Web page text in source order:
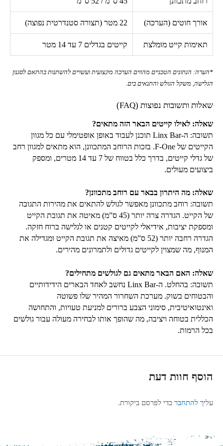
אורך חוטים (הערכה) 22 מטר (תצורה סטנדרטית נפוצה)
תאימות קייט מומלצת קייטים בגדלים 7 עד 14 מטר
*הערה: הנתונים הטכניים מהווים הערכה מקצועית ועשויים להשתנות בהתאם לסגנון
הגלישה, משקל הגולש והתנאים בים.
שאלות ותשובות נפוצות (FAQ
)
שאלה: לאילו קייטים הבאר הזה מתאים?
תשובה: ה-Linx Barתוכנן לעבוד באופן אופטימלי עם כל מגוון
הקייטים של F-One. בזכות הרוחב המתכוונן, הוא מתאים למגוון רחב
של גדלי קייטים, בדרך כלל בטווח של 7 עד
14 מטרים, ומספק
ביצועים מעולים.
שאלה: מה היתרון בבאר עם רוחב מתכוונן?
תשובה: רוחב מתכוונן מאפשר לגולש להתאים את מהירות התגובה
של הקייט. הגדרה צרה יותר (45ס”מ) מאיטה את תגובת הקייט
ומספקת יציבות, אידיאלי לקייטים קטנים או לגלישה ברוח חזקה.
הגדרה רחבה יותר (52 ס”מ) מאיצה את תגובת הקייט ומגדילה את
המנוף, מה שמצוין לקייטים גדולים ולתמרונים מהירים.
שאלה: האם הבאר מתאים גם לגולשים מתחילים?
תשובה: בהחלט. ה-Linx Barנחשב לאחד הבארים הידידותיים
והבטוחים בשוק. מערכת השחרור המהיר שלו פשוטה
ואינטואיטיבית, סימוני הצבע ברורים למניעת טעויות, והתחושה
הכללית בטוחה ויציבה, מה שהופך אותו לבחירה מעולה עבור גולשים
בכל הרמות.
הוסף חוות דעת
עליך להתחברכדי לפרסם ביקורת.